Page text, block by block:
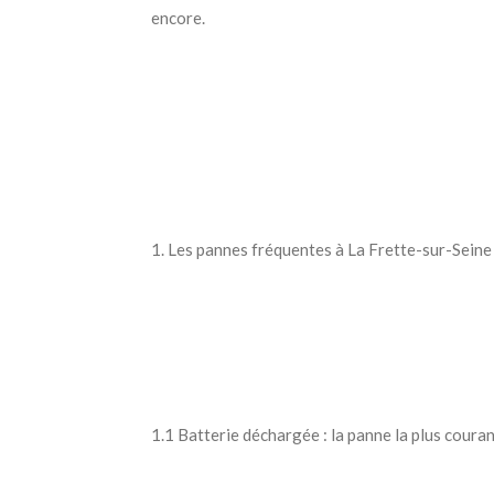
encore.
1. Les pannes fréquentes à La Frette-sur-Seine
1.1 Batterie déchargée : la panne la plus